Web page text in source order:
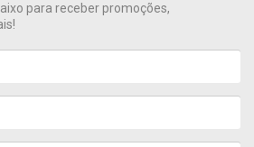
para receber promoções,